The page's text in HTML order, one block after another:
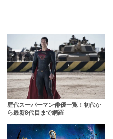
歴代スーパーマン俳優一覧！初代か
ら最新8代目まで網羅